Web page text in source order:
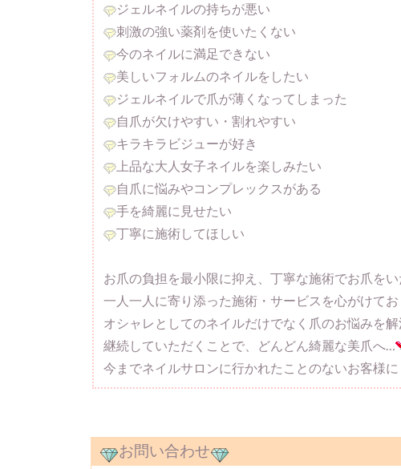
ジェルネイルの持ちが悪い
刺激の強い薬剤を使いたくない
今のネイルに満足できない
美しいフォルムのネイルをしたい
ジェルネイルで爪が薄くなってしまった
自爪が欠けやすい・割れやすい
キラキラビジューが好き
上品な大人女子ネイルを楽しみたい
自爪に悩みやコンプレックスがある
手を綺麗に見せたい
丁寧に施術してほしい
お爪の負担を最小限に抑え、丁寧な施術でお爪を
一人一人に寄り添った施術・サービスを心がけてお
オシャレとしてのネイルだけでなく爪のお悩みを
継続していただくことで、どんどん綺麗な美爪へ…
今までネイルサロンに行かれたことのないお客様
お問い合わせ